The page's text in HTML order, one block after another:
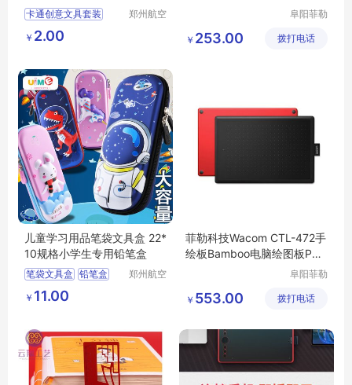
发
卡通创意文具套装
礼盒学习十件套
学生文化用品奖品批发
郑州航空
￥ 2.00
阜阳菲勒
公司
￥ 253.00 拨打电话
儿童学习用品笔袋文具盒 22*
10规格小学生专用铅笔盒
笔袋文具盒 铅笔盒
小学生笔盒
儿童学习用品
郑州航空
￥ 11.00
菲勒科技Wacom CTL-472手
绘板Bamboo电脑绘图板PS
阜阳菲勒
公司
￥ 553.00 拨打电话